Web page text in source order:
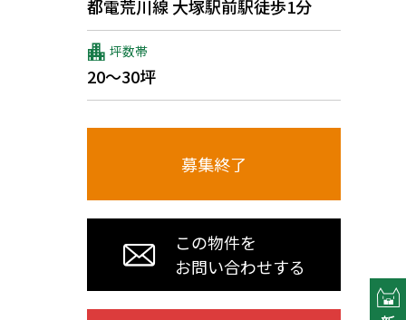
都電荒川線 大塚駅前駅徒歩1分
坪数帯
20～30坪
募集終了
この物件を
お問い合わせする